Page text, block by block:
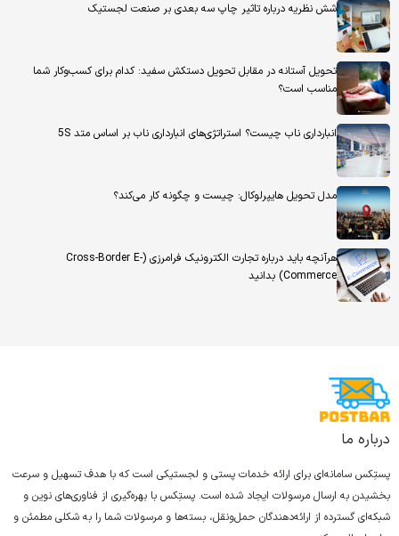
شش نظریه درباره تاثیر چاپ سه بعدی بر صنعت لجستیک
تحویل آستانه در مقابل تحویل دستکش سفید: کدام برای کسب‌وکار شما
مناسب است؟
انبارداری ناب چیست؟ استراتژی‌های انبارداری ناب بر اساس متد 5S
مدل تحویل هایپرلوکال: چیست و چگونه کار می‌کند؟
هرآنچه باید درباره تجارت الکترونیک فرامرزی (Cross-Border E-
Commerce) بدانید
درباره ما
پستِکس سامانه‌ای برای ارائه خدمات پستی و لجستیکی است که با هدف تسهیل و سرعت
بخشیدن به ارسال مرسولات ایجاد شده است. پستِکس با بهره‌گیری از فناوری‌های نوین و
شبکه‌ای گسترده از ارائه‌دهندگان حمل‌ونقل، بسته‌ها و مرسولات شما را به شکلی مطمئن و